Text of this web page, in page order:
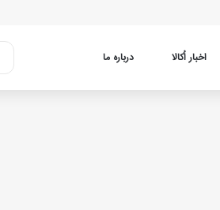
اخبار اُکالا درباره ما